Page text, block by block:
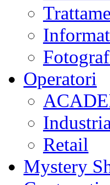
Operatori
Retail
Mystery